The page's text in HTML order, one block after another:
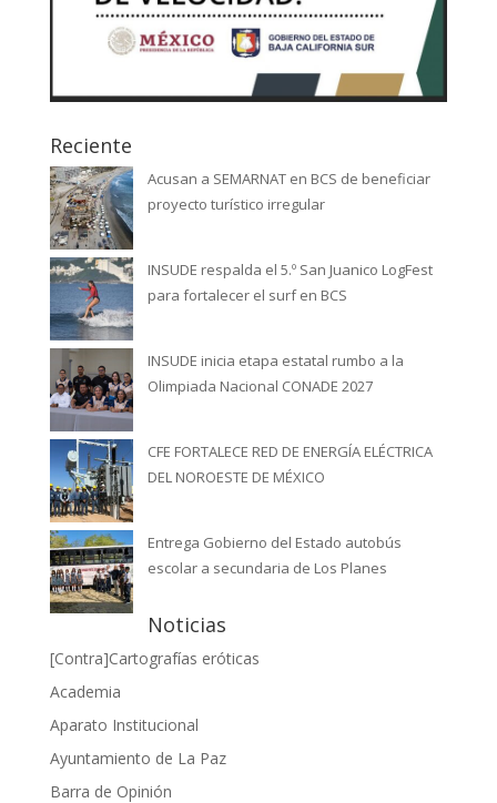
Reciente
Acusan a SEMARNAT en BCS de beneficiar
proyecto turístico irregular
INSUDE respalda el 5.º San Juanico LogFest
para fortalecer el surf en BCS
INSUDE inicia etapa estatal rumbo a la
Olimpiada Nacional CONADE 2027
CFE FORTALECE RED DE ENERGÍA ELÉCTRICA
DEL NOROESTE DE MÉXICO
Entrega Gobierno del Estado autobús
escolar a secundaria de Los Planes
Noticias
[Contra]Cartografías eróticas
Academia
Aparato Institucional
Ayuntamiento de La Paz
Barra de Opinión